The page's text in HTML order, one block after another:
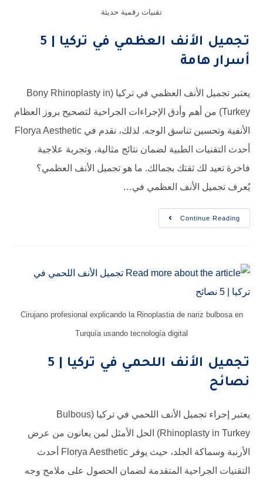
تقنيات رقمية حديثة
تجميل الأنف العظمي في تركيا | 5
أسرار هامة
يعتبر تجميل الأنف العظمي في تركيا (Bony Rhinoplasty in
Turkey) من أهم وأدق الإجراءات الجراحية لتصحيح بروز العظام
الأنفية وتحسين تناسق الوجه. لذلك، نقدم في Florya Aesthetic
أحدث التقنيات الطبية لضمان نتائج مثالية، وتجربة علاجية
فاخرة تعيد لك ثقتك بجمالك. ما هو تجميل الأنف العظمي؟
يُعرف تجميل الأنف العظمي في…
Continue Reading
Cirujano profesional explicando la Rinoplastia de nariz bulbosa en
Turquía usando tecnología digital
تجميل الأنف اللحمي في تركيا | 5
نصائح
يعتبر إجراء تجميل الأنف اللحمي في تركيا (Bulbous
Rhinoplasty in Turkey) الحل الأمثل لمن يعانون من عرض
الأرنبة وسماكة الجلد، حيث يوفر Florya Aesthetic أحدث
التقنيات الجراحية المتقدمة لضمان الحصول على ملامح وجه